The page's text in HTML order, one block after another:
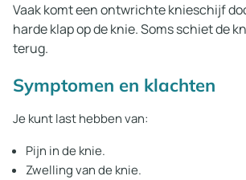
Vaak komt een ontwrichte knieschijf
harde klap op de knie. Soms schiet de
terug.
Symptomen en klachten
Je kunt last hebben van:
Pijn in de knie.
Zwelling van de knie.